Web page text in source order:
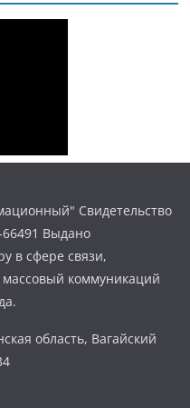
Свидетельство
Выдано
в сфере связи,
коммуникаций
область, Вагайский